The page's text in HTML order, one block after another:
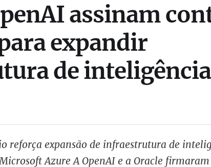
assinam
expandir
de inteligência
reforça expansão de infraestrutura de
Azure A OpenAI e a Oracle